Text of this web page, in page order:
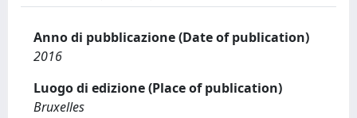
Anno di pubblicazione (Date of publication)
2016
Luogo di edizione (Place of publication)
Bruxelles